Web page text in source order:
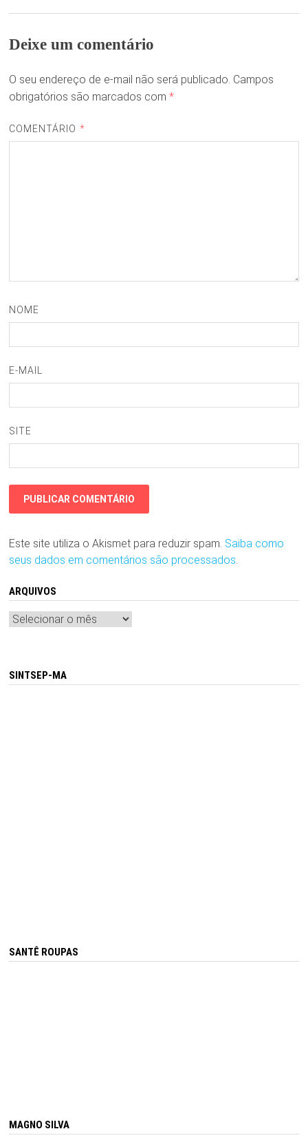
Deixe um comentário
O seu endereço de e-mail não será publicado. Campos
obrigatórios são marcados com *
COMENTÁRIO *
NOME
E-MAIL
SITE
Este site utiliza o Akismet para reduzir spam. Saiba como
seus dados em comentários são processados.
ARQUIVOS
Arquivos
SINTSEP-MA
SANTÊ ROUPAS
MAGNO SILVA